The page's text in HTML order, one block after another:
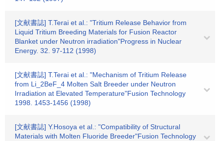
[文献書誌] T.Terai et al.: "Tritium Release Behavior from
Liquid Tritium Breeding Materials for Fusion Reactor
Blanket under Neutron irradiation"Progress in Nuclear
Energy. 32. 97-112 (1998)
[文献書誌] T.Terai et al.: "Mechanism of Tritium Release
from Li_2BeF_4 Molten Salt Breeder under Neutron
Irradiation at Elevated Temperature"Fusion Technology
1998. 1453-1456 (1998)
[文献書誌] Y.Hosoya et al.: "Compatibility of Structural
Materials with Molten Fluoride Breeder"Fusion Technology